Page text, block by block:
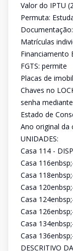
Valor do IPTU
Permuta:
Matrículas
Financiamento
FGTS: permite
Placas de
Chaves no
senha
Estado de
Ano original da
UNIDADES:
Casa 114 -
Casa
Casa
Casa
Casa
Casa
Casa
Casa
DESCRITIVO